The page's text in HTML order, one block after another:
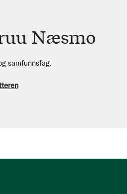
Næsmo
samfunnsfag.